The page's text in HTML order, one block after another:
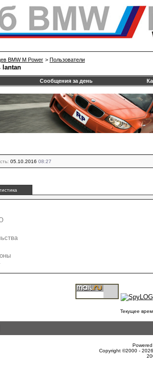
BMW M Power > Пользователи
lantan
Сообщения за день
05.10.2016 08:27
Текущее
Copyright ©2000 -